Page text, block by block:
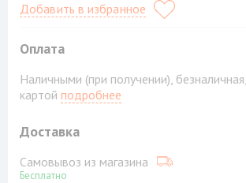
Добавить в избранное
Оплата
Наличными (при получении),
картой подробнее
Доставка
Самовывоз из магазина
Бесплатно